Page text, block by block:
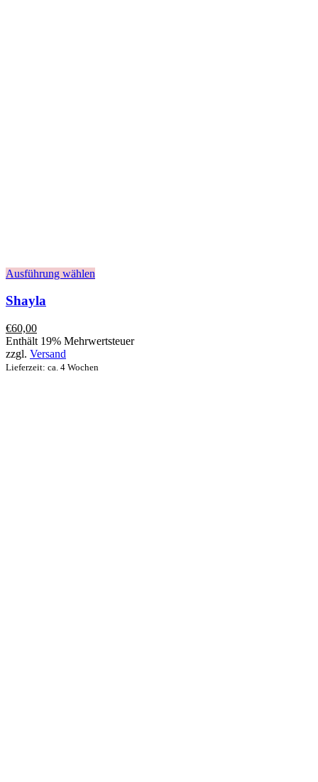
Ausführung wählen
Shayla
€60,00
Enthält 19% Mehrwertsteuer
zzgl. Versand
Lieferzeit: ca. 4 Wochen